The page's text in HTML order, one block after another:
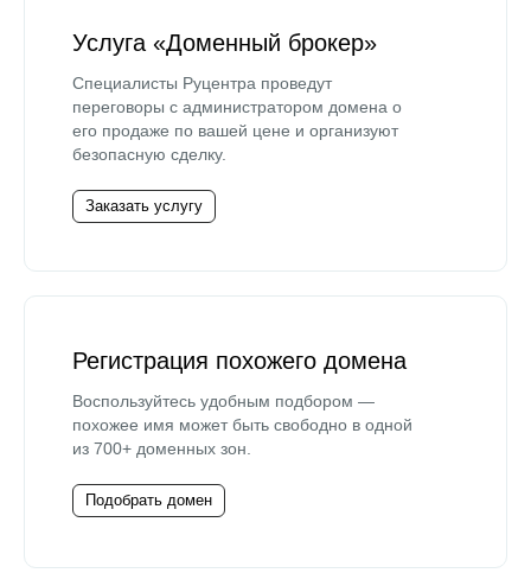
Услуга «Доменный брокер»
Специалисты Руцентра проведут
переговоры с администратором домена о
его продаже по вашей цене и организуют
безопасную сделку.
Заказать услугу
Регистрация похожего домена
Воспользуйтесь удобным подбором —
похожее имя может быть свободно в одной
из 700+ доменных зон.
Подобрать домен